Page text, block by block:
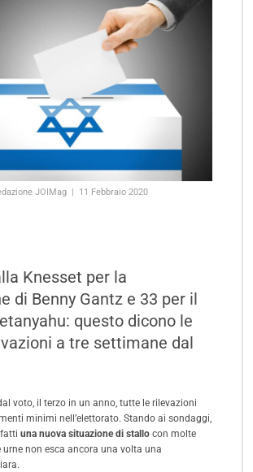
JOIMag 11 Febbraio 2020
Knesset per la
di Benny Gantz e 33 per il
questo dicono le
a tre settimane dal
voto, il terzo in un anno, tutte le rilevazioni
minimi nell’elettorato. Stando ai sondaggi,
una nuova situazione di stallo con molte
urne non esca ancora una volta una